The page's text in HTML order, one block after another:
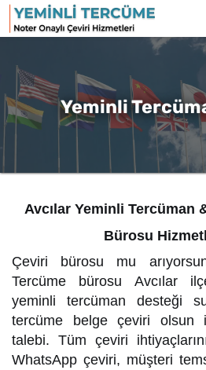
Yeminli
Avcılar Yeminli Tercüman
Bürosu
Çeviri bürosu mu
Tercüme bürosu Avcılar
yeminli tercüman desteği
tercüme belge çeviri olsun
talebi. Tüm çeviri
WhatsApp çeviri, müşteri